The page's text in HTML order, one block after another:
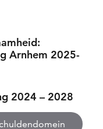
Arnhem 2025-
2024 – 2028